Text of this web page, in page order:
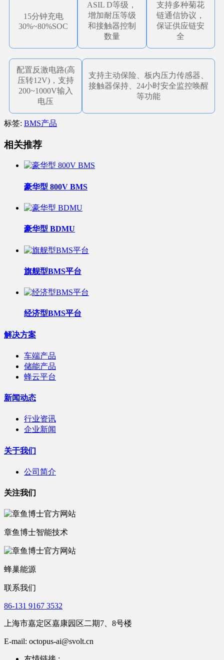
15分钟充电
30%~80%SOC
ASIL D等级，
增加耐压等级
和接触器控制
数量
支持多种菊花
链通信协议，
保证供应链安
全
配置反激电路(高
压转12V)，支持
200~1000V输入
电压
支持主动保险、板内压力传感器、
接触器保持、24小时安全监控唤醒
等功能
标签: BMS产品
相关推荐
豪华型 800V BMS
豪华型 BDMU
旗舰型BMS平台
经济型BMS平台
解决方案
车端产品
储能产品
蜂云平台
新闻动态
行业资讯
企业新闻
关于我们
公司简介
关注我们
章鱼博士智能技术
蜂巢能源
联系我们
86-131 9167 3532
上海市嘉定区嘉康园区二期7、8号楼
E-mail: octopus-ai@svolt.cn